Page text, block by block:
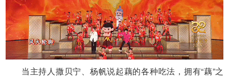
当主持人撒贝宁、杨帆说起藕的各种吃法，拥有“藕”之